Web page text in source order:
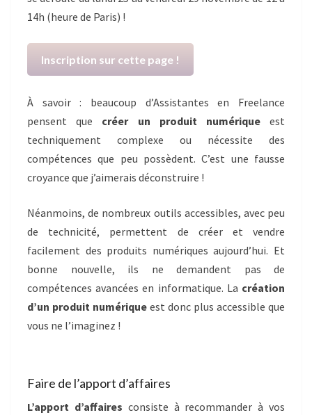
14h (heure de Paris) !
Inscription sur cette page !
À savoir : beaucoup d’Assistantes en Freelance
pensent que créer un produit numériqueest
techniquement complexe ou nécessite des
compétences que peu possèdent. C’est une fausse
croyance que j’aimerais déconstruire !
Néanmoins, de nombreux outils accessibles, avec peu
de technicité, permettent de créer et vendre
facilement des produits numériques aujourd’hui. Et
bonne nouvelle, ils ne demandent pas de
compétences avancées en informatique. La création
d’un produit numérique est donc plus accessible que
vous ne l’imaginez !
Faire de l’apport d’affaires
L’apport d’affaires consiste à recommander à vos